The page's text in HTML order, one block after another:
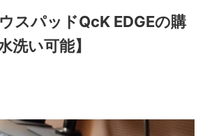
スパッドQcK EDGEの購
洗い可能】